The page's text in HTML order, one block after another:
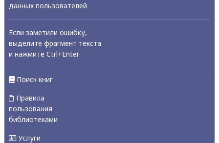
данных пользователей
Если заметили ошибку,
выделите фрагмент текста
и нажмите Ctrl+Enter
Поиск книг
Правила
пользования
библиотеками
Услуги